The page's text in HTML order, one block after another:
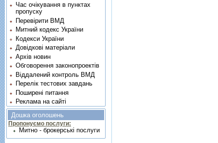
Час очікування в пунктах
пропуску
Перевірити ВМД
Митний кодекс України
Кодекси України
Довідкові матеріали
Архів новин
Обговорення законопроектів
Віддалений контроль ВМД
Перелік тестових завдань
Поширені питання
Реклама на сайті
Дошка оголошень
Пропонуємо послуги:
Митно - брокерські послуги